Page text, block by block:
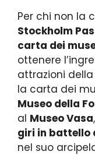
Per chi non la
Stockholm
carta dei
ottenere
attrazioni della
la carta dei
Museo della
al Museo Vasa
giri in battello
nel suo